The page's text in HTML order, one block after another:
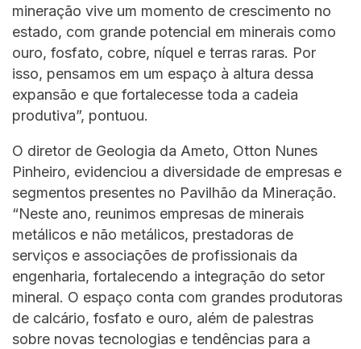
mineração vive um momento de crescimento no
estado, com grande potencial em minerais como
ouro, fosfato, cobre, níquel e terras raras. Por
isso, pensamos em um espaço à altura dessa
expansão e que fortalecesse toda a cadeia
produtiva”, pontuou.
O diretor de Geologia da Ameto, Otton Nunes
Pinheiro, evidenciou a diversidade de empresas e
segmentos presentes no Pavilhão da Mineração.
“Neste ano, reunimos empresas de minerais
metálicos e não metálicos, prestadoras de
serviços e associações de profissionais da
engenharia, fortalecendo a integração do setor
mineral. O espaço conta com grandes produtoras
de calcário, fosfato e ouro, além de palestras
sobre novas tecnologias e tendências para a